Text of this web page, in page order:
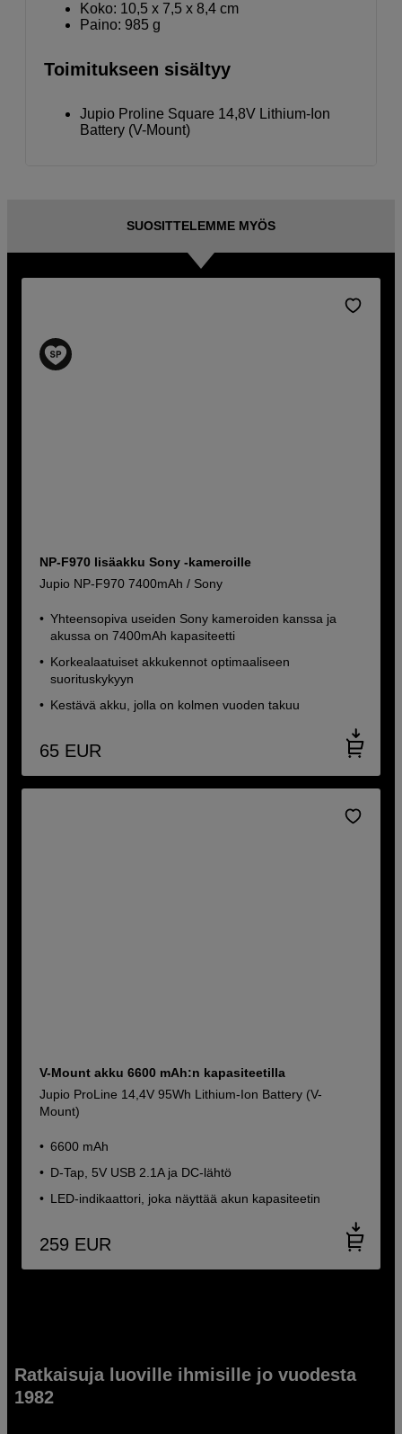
Koko: 10,5 x 7,5 x 8,4 cm
Paino: 985 g
Toimitukseen sisältyy
Jupio Proline Square 14,8V Lithium-Ion
Battery (V-Mount)
SUOSITTELEMME MYÖS
NP-F970 lisäakku Sony -kameroille
Jupio NP-F970 7400mAh / Sony
Yhteensopiva useiden Sony kameroiden kanssa ja
akussa on 7400mAh kapasiteetti
Korkealaatuiset akkukennot optimaaliseen
suorituskykyyn
Kestävä akku, jolla on kolmen vuoden takuu
65 EUR
V-Mount akku 6600 mAh:n kapasiteetilla
Jupio ProLine 14,4V 95Wh Lithium-Ion Battery (V-
Mount)
6600 mAh
D-Tap, 5V USB 2.1A ja DC-lähtö
LED-indikaattori, joka näyttää akun kapasiteetin
259 EUR
Ratkaisuja luoville ihmisille jo vuodesta
1982